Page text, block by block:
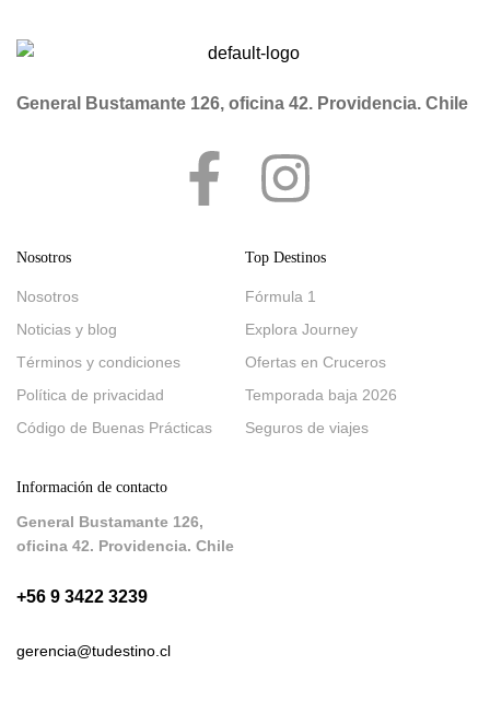
General Bustamante 126, oficina 42. Providencia. Chile
Nosotros
Nosotros
Noticias y blog
Términos y condiciones
Política de privacidad
Código de Buenas Prácticas
Top Destinos
Fórmula 1
Explora Journey
Ofertas en Cruceros
Temporada baja 2026
Seguros de viajes
Información de contacto
General Bustamante 126,
oficina 42. Providencia. Chile
+56 9 3422 3239
gerencia@tudestino.cl